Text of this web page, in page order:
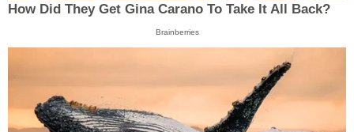
How Did They Get Gina Carano To Take It All Back?
Brainberries